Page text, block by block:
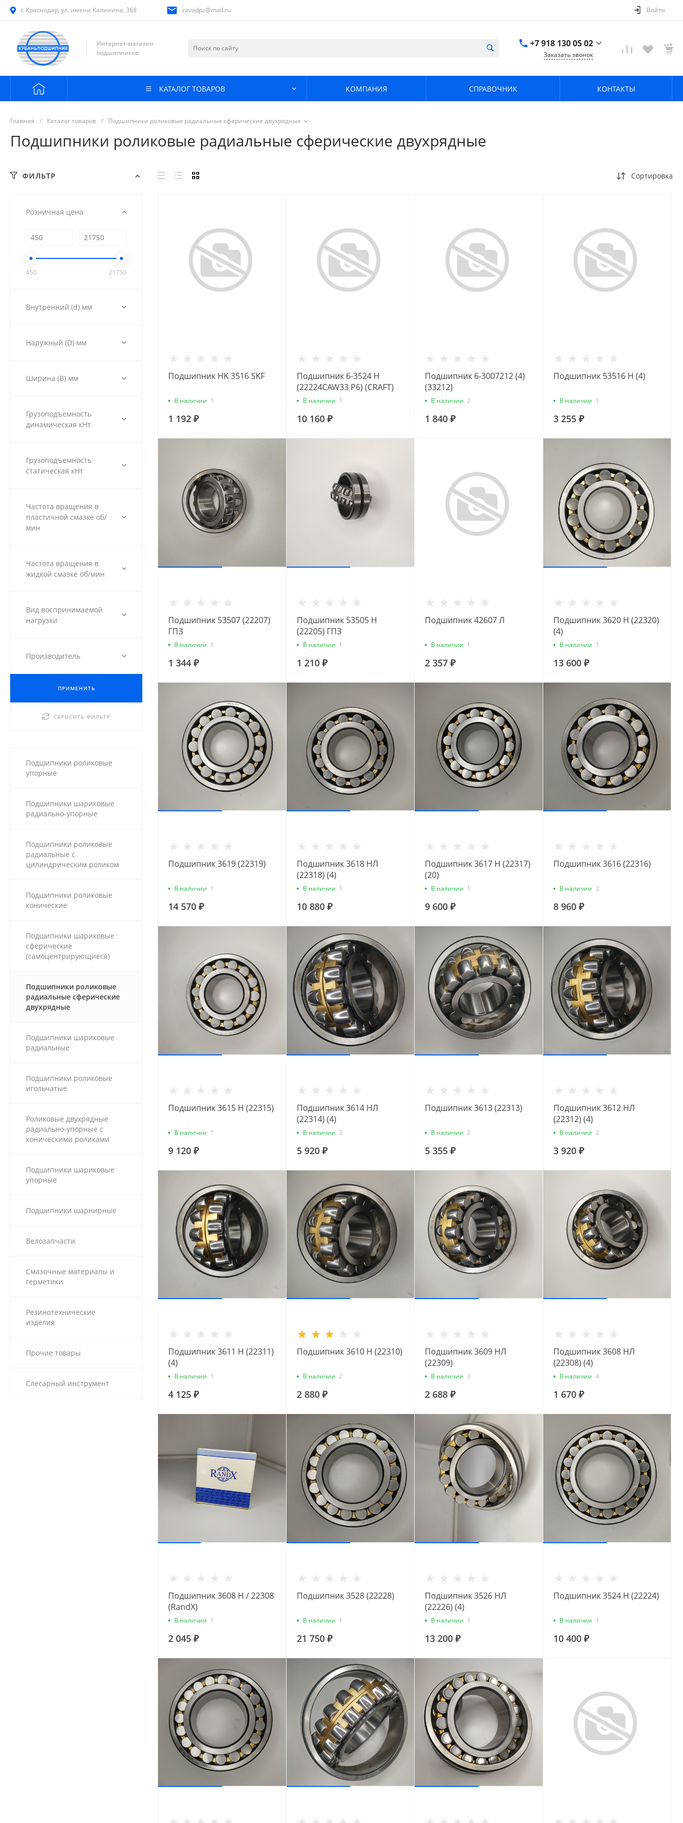
г. Краснодар, ул. имени Калинина, 368 zavodpz@mail.ru Войти
Интернет-магазин
подшипников
+7 918 130 05 02
Заказать звонок
КАТАЛОГ ТОВАРОВ КОМПАНИЯ СПРАВОЧНИК КОНТАКТЫ
Главная / Каталог товаров / Подшипники роликовые радиальные сферические двухрядные
Подшипники роликовые радиальные сферические двухрядные
ФИЛЬТР
Розничная цена
450 21750
Внутренний (d) мм
Наружный (D) мм
Ширина (B) мм
Грузоподъемность
динамическая кНт
Грузоподъемность
статическая кНт
Частота вращения в
пластичной смазке об/
мин
Частота вращения в
жидкой смазке об/мин
Вид воспринимаемой
нагрузки
Производитель
ПРИМЕНИТЬ
СБРОСИТЬ ФИЛЬТР
Подшипники роликовые
упорные
Подшипники шариковые
радиально-упорные
Подшипники роликовые
радиальные с
цилиндрическим роликом
Подшипники роликовые
конические
Подшипники шариковые
сферические
(самоцентрирующиеся)
Подшипники роликовые
радиальные сферические
двухрядные
Подшипники шариковые
радиальные
Подшипники роликовые
игольчатые
Роликовые двухрядные
радиально-упорные с
коническими роликами
Подшипники шариковые
упорные
Подшипники шарнирные
Велозапчасти
Смазочные материалы и
герметики
Резинотехнические
изделия
Прочие товары
Слесарный инструмент
Сортировка
Подшипник HK 3516 SKF
В наличии 1
1 192 ₽
Подшипник 6-3524 Н
(22224CAW33 P6) (CRAFT)
В наличии 1
10 160 ₽
Подшипник 6-3007212 (4)
(33212)
В наличии 2
1 840 ₽
Подшипник 53516 Н (4)
В наличии 1
3 255 ₽
Подшипник 53507 (22207)
ГПЗ
В наличии 1
1 344 ₽
Подшипник 53505 Н
(22205) ГПЗ
В наличии 1
1 210 ₽
Подшипник 42607 Л
В наличии 1
2 357 ₽
Подшипник 3620 Н (22320)
(4)
В наличии 1
13 600 ₽
Подшипник 3619 (22319)
В наличии 1
14 570 ₽
Подшипник 3618 НЛ
(22318) (4)
В наличии 1
10 880 ₽
Подшипник 3617 H (22317)
(20)
В наличии 1
9 600 ₽
Подшипник 3616 (22316)
В наличии 2
8 960 ₽
Подшипник 3615 Н (22315)
В наличии 1
9 120 ₽
Подшипник 3614 НЛ
(22314) (4)
В наличии 3
5 920 ₽
Подшипник 3613 (22313)
В наличии 2
5 355 ₽
Подшипник 3612 НЛ
(22312) (4)
В наличии 2
3 920 ₽
Подшипник 3611 Н (22311)
(4)
В наличии 1
4 125 ₽
Подшипник 3610 Н (22310)
В наличии 2
2 880 ₽
Подшипник 3609 НЛ
(22309)
В наличии 3
2 688 ₽
Подшипник 3608 НЛ
(22308) (4)
В наличии 4
1 670 ₽
Подшипник 3608 H / 22308
(RandX)
В наличии 1
2 045 ₽
Подшипник 3528 (22228)
В наличии 1
21 750 ₽
Подшипник 3526 НЛ
(22226) (4)
В наличии 1
13 200 ₽
Подшипник 3524 Н (22224)
В наличии 1
10 400 ₽